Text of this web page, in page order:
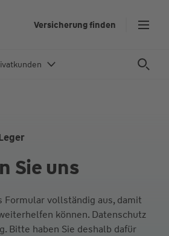
Versicherung finden
Sie uns
Formular vollständig aus, damit
können. Datenschutz
Bitte haben Sie deshalb dafür